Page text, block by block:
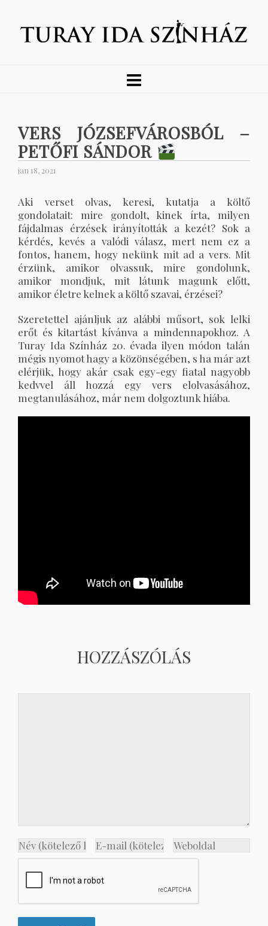
VERS JÓZSEFVÁROSBÓL –
PETŐFI SÁNDOR
jan 18, 2021
Aki verset olvas, keresi, kutatja a költő
gondolatait: mire gondolt, kinek írta, milyen
fájdalmas érzések irányították a kezét? Sok a
kérdés, kevés a valódi válasz, mert nem ez a
fontos, hanem, hogy nekünk mit ad a vers. Mit
érzünk, amikor olvassuk, mire gondolunk,
amikor mondjuk, mit látunk magunk előtt,
amikor életre kelnek a költő szavai, érzései?
Szeretettel ajánljuk az alábbi műsort, sok lelki
erőt és kitartást kívánva a mindennapokhoz. A
Turay Ida Színház 20. évada ilyen módon talán
mégis nyomot hagy a közönségében, s ha már azt
elérjük, hogy akár csak egy-egy fiatal nagyobb
kedvvel áll hozzá egy vers elolvasásához,
megtanulásához, már nem dolgoztunk hiába.
HOZZÁSZÓLÁS